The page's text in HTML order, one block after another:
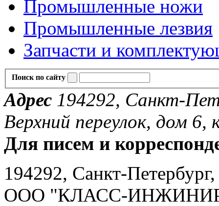
Промышленные ножи
Промышленные лезвия
Запчасти и
Поиск по сайту
Адрес 194292, Санкт-
Верхний переулок, дом
Для писем и
194292, Санкт-
ООО "КЛАСС-